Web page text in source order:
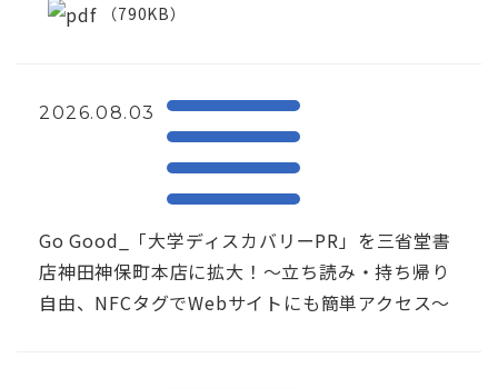
（790KB）
2026.08.03
Go Good_「大学ディスカバリーPR」を三省堂書
店神田神保町本店に拡大！〜立ち読み・持ち帰り
自由、NFCタグでWebサイトにも簡単アクセス～